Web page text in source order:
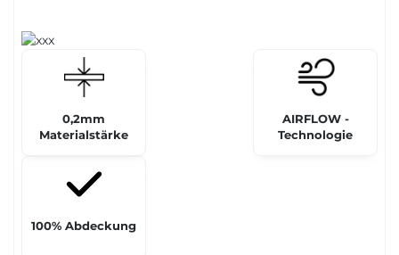
0,2mm
Materialstärke
AIRFLOW -
Technologie
100% Abdeckung